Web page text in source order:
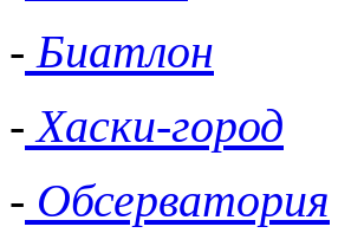
- Биатлон
- Хаски-город
- Обсерватория